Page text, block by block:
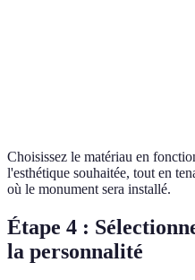
Choisissez le matériau en
l'esthétique souhaitée, tout en
où le monument sera installé.
Étape 4 :
la personnalité